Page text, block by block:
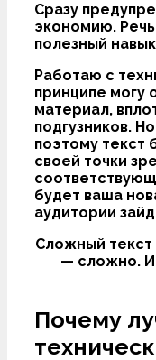
Сразу
экономию.
полезный
Работаю с
принципе могу
материал,
подгузников.
поэтому текст
своей точки
будет ваша
аудитории
Cложный текст
— сложно.
Почему